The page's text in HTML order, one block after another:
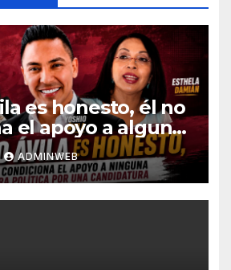
es honesto, él no
el apoyo a alguna
por una
ADMINWEB